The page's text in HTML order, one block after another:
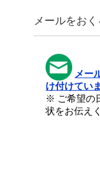
メールをおく
メー
け付けてい
※ ご希望の
状をお伝え